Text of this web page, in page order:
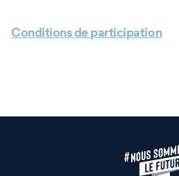
Conditions de participation